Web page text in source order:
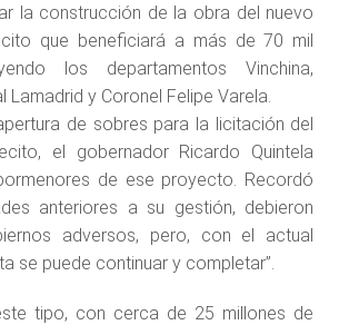
la construcción de la obra del nuevo
que beneficiará a más de 70 mil
los departamentos Vinchina,
Lamadrid y Coronel Felipe Varela.
de sobres para la licitación del
el gobernador Ricardo Quintela
de ese proyecto. Recordó
anteriores a su gestión, debieron
adversos, pero, con el actual
se puede continuar y completar”.
tipo, con cerca de 25 millones de